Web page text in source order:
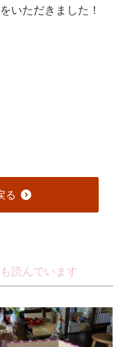
いただきました！
る
読んでいます